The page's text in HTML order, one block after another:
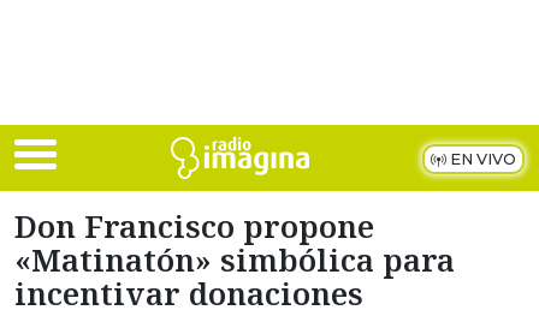
EN VIVO
Don Francisco propone
«Matinatón» simbólica para
incentivar donaciones